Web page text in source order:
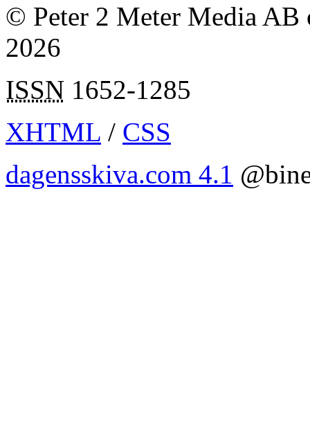
© Peter 2 Meter Media AB
2026
ISSN 1652-1285
XHTML / CSS
dagensskiva.com 4.1